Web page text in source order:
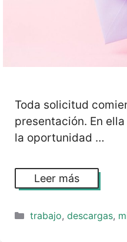
Toda solicitud
presentación. En
la oportunidad …
Leer más
Categorías
trabajo, descargas,